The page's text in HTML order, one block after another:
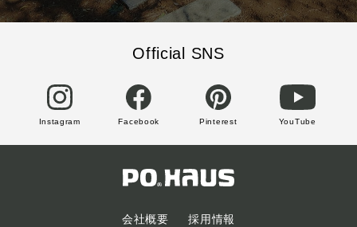
Official SNS
Instagram Facebook Pinterest YouTube
会社概要 採用情報